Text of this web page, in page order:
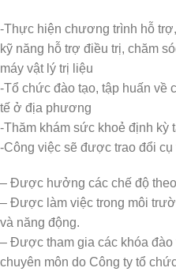
-Thực hiện chương trình hỗ
kỹ năng hỗ trợ điều trị, chăm
máy vật lý trị liệu
-Tổ chức đào tạo, tập huấn về
tế ở địa phương
-Thăm khám sức khoẻ định kỳ
-Công việc sẽ được trao đổi
– Được hưởng các chế độ
– Được làm việc trong môi
và năng động.
– Được tham gia các khóa
chuyên môn do Công ty tổ